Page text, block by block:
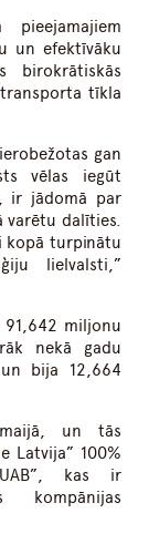
un efektīvāku
birokrātiskās
tīkla
gan
vēlas iegūt
ir jādomā par
varētu dalīties.
kopā turpinātu
lielvalsti,”
miljonu
nekā gadu
bija 12,664
un tās
Latvija” 100%
kas ir
kompānijas